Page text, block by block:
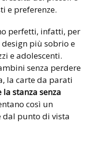
e preferenze.
perfetti, infatti, per
più sobrio e
e adolescenti.
senza perdere
la carte da parati
stanza senza
così un
dal punto di vista